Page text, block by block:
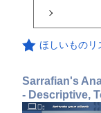
ほしいものリ
Sarrafian's
- Descriptive,